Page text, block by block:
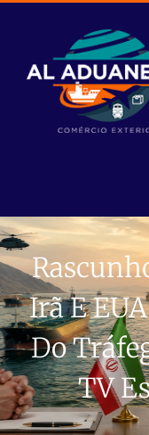
Irã E
Do
TV